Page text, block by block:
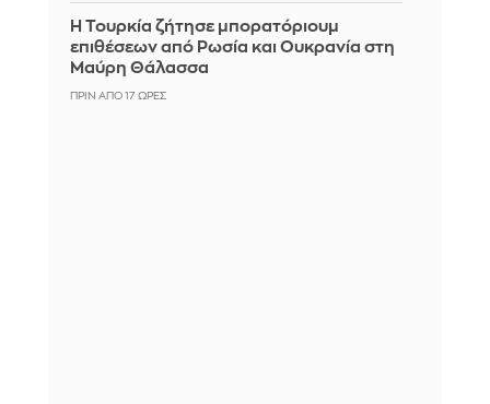
Η Τουρκία ζήτησε μπορατόριουμ
επιθέσεων από Ρωσία και Ουκρανία στη
Μαύρη Θάλασσα
ΠΡΙΝ ΑΠΌ 17 ΏΡΕΣ